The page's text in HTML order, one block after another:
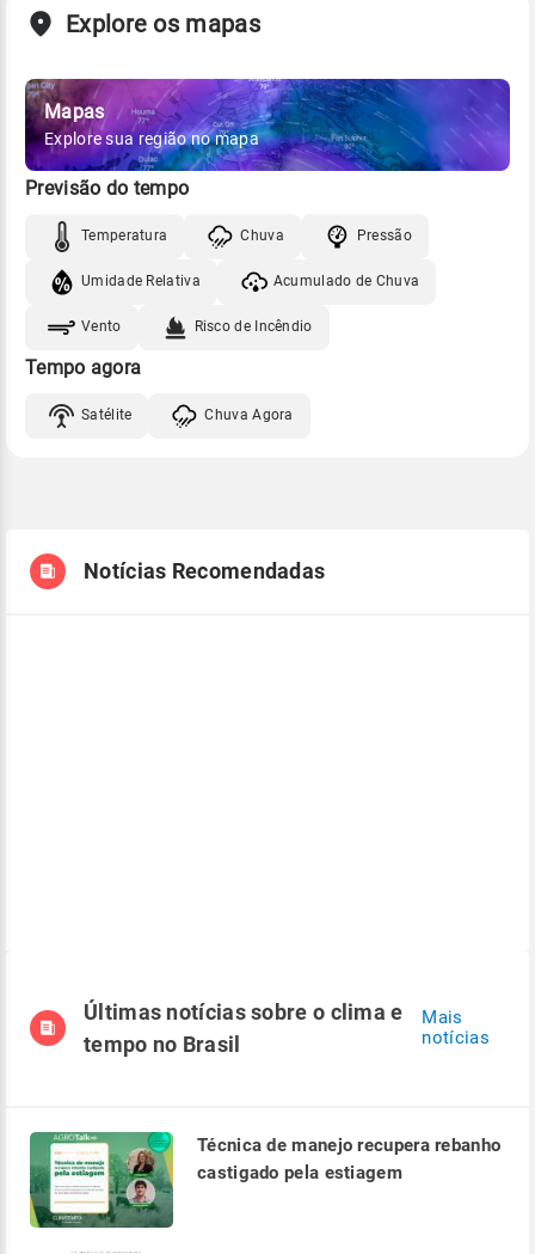
Explore os mapas
Mapas
Explore sua região no mapa
Previsão do tempo
Temperatura Chuva Pressão
Umidade Relativa Acumulado de Chuva
Vento Risco de Incêndio
Tempo agora
Satélite Chuva Agora
Notícias Recomendadas
Últimas notícias sobre o clima e
tempo no Brasil
Mais
notícias
Técnica de manejo recupera rebanho
castigado pela estiagem